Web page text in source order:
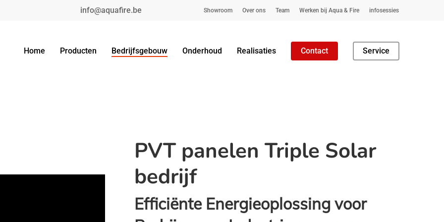
info@aquafire.be Showroom Over ons Team Werken bij Aqua & Fire infosessies
Home Producten Bedrijfsgebouw Onderhoud Realisaties Contact Service
PVT panelen Triple Solar
bedrijf
Efficiënte Energieoplossing voor